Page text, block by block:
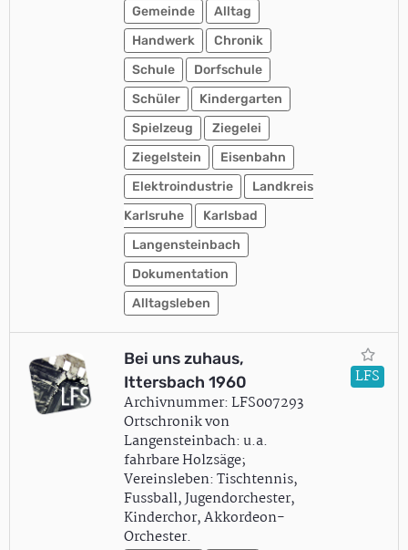
Gemeinde
Alltag
Handwerk
Chronik
Schule
Dorfschule
Schüler
Kindergarten
Spielzeug
Ziegelei
Ziegelstein
Eisenbahn
Elektroindustrie
Landkreis
Karlsruhe
Karlsbad
Langensteinbach
Dokumentation
Alltagsleben
Bei uns zuhaus,
Ittersbach 1960
Archivnummer: LFS007293
Ortschronik von
Langensteinbach: u.a.
fahrbare Holzsäge;
Vereinsleben: Tischtennis,
Fussball, Jugendorchester,
Kinderchor, Akkordeon-
Orchester.
LFS